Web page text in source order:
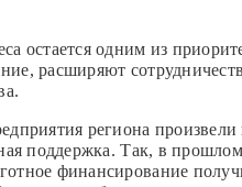
остается одним из
расширяют
региона
поддержка. Так, в
финансирование